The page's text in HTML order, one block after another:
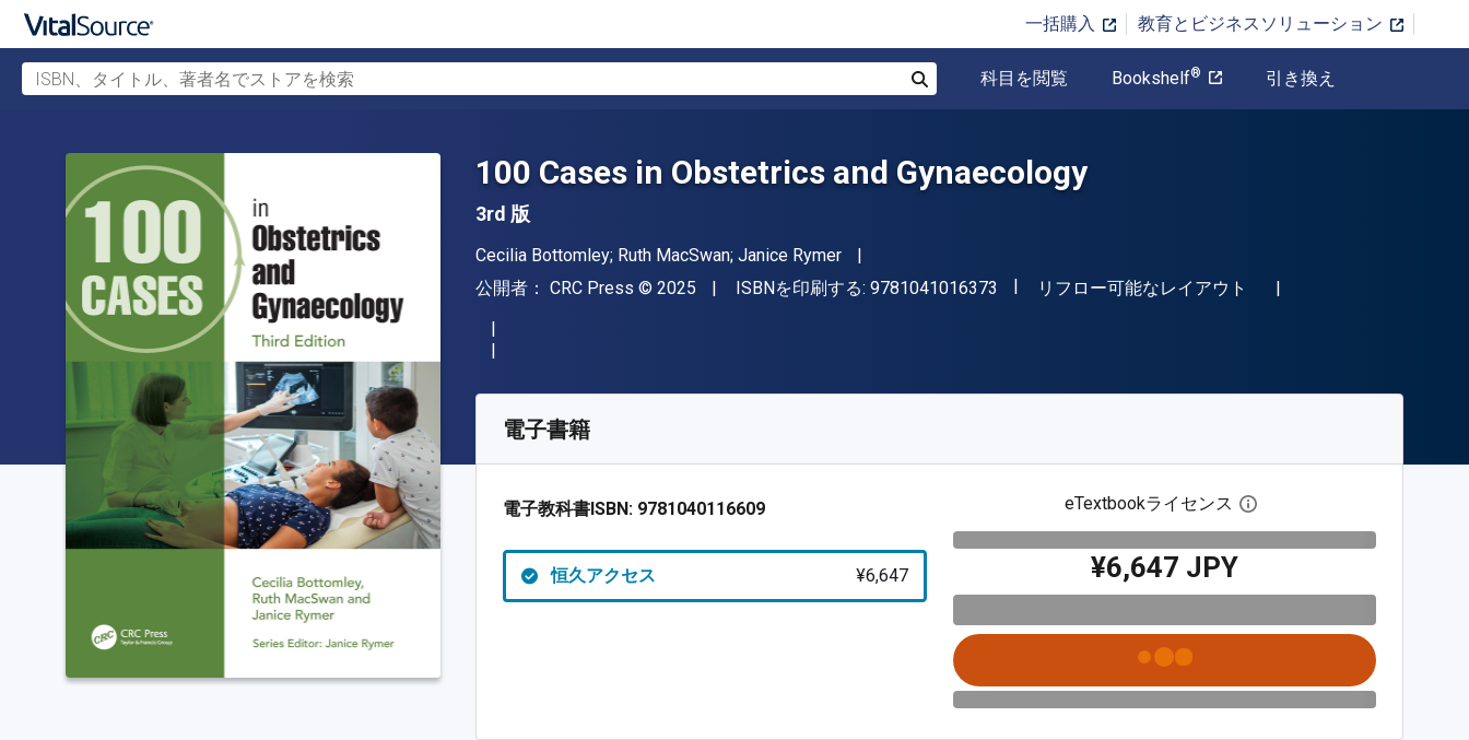
一括購入 教育とビジネスソリューション
ISBN、タイトル、著者名でストアを検索
科目を閲覧 Bookshelf® 引き換え
100 Cases in Obstetrics and Gynaecology
3rd 版
著者
Cecilia Bottomley; Ruth MacSwan; Janice Rymer
出版社
公開者： CRC Press 著作権
© 2025 ISBNを印刷する: 9781041016373 "ISBN-13 9781041016373"
形式
リフロー可能なレイアウト
SKU:
電子書籍
電子教科書ISBN: 9781040116609
恒久アクセス ¥6,647
eTextbookライセンス デジタルライセンスダイ
¥6,647 JPY